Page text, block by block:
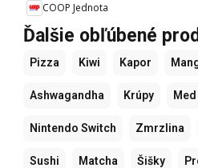
COOP Jednota
Ďalšie obľúbené
Pizza Kiwi Kapor
Ashwagandha Krúpy Med
Nintendo Switch Zmrzlina
Sushi Matcha Šišky